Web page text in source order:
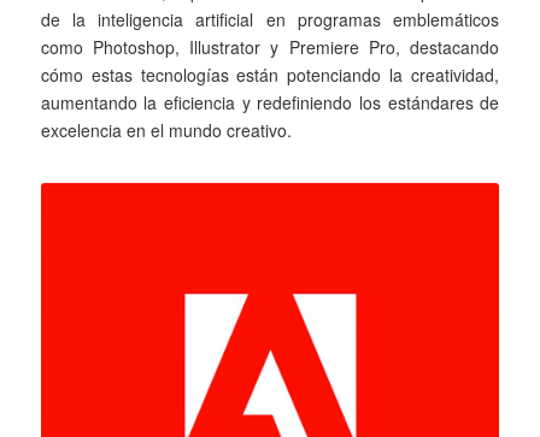
de la inteligencia artificial en programas emblemáticos
como Photoshop, Illustrator y Premiere Pro, destacando
cómo estas tecnologías están potenciando la creatividad,
aumentando la eficiencia y redefiniendo los estándares de
excelencia en el mundo creativo.